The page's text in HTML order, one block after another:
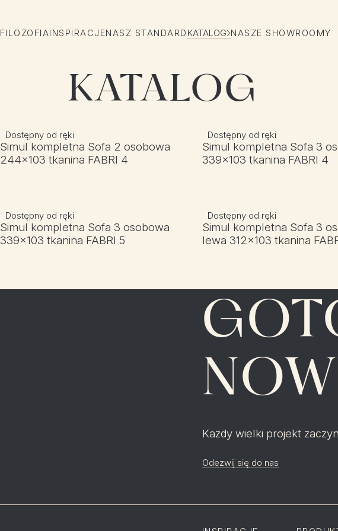
FILOZOFIAINSPIRACJENASZ STANDARD KATALOG NASZE SHOWROOMY
KATALOG
Dostępny od ręki
Simul kompletna Sofa 2 osobowa
244x103 tkanina FABRI 4
Dostępny od ręki
Simul kompletna Sofa 3
339x103 tkanina FABRI 4
Dostępny od ręki
Simul kompletna Sofa 3 osobowa
339x103 tkanina FABRI 5
Dostępny od ręki
Simul kompletna Sofa 3
lewa 312x103 tkanina
Każdy wielki projekt
Odezwij się do nas